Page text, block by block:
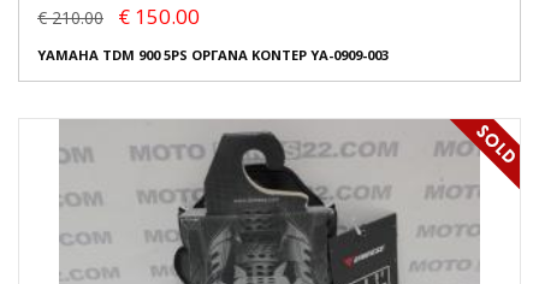
€ 210.00 € 150.00
YAMAHA TDM 900 5PS ΟΡΓΑΝΑ ΚΟΝΤΕΡ YA-0909-003